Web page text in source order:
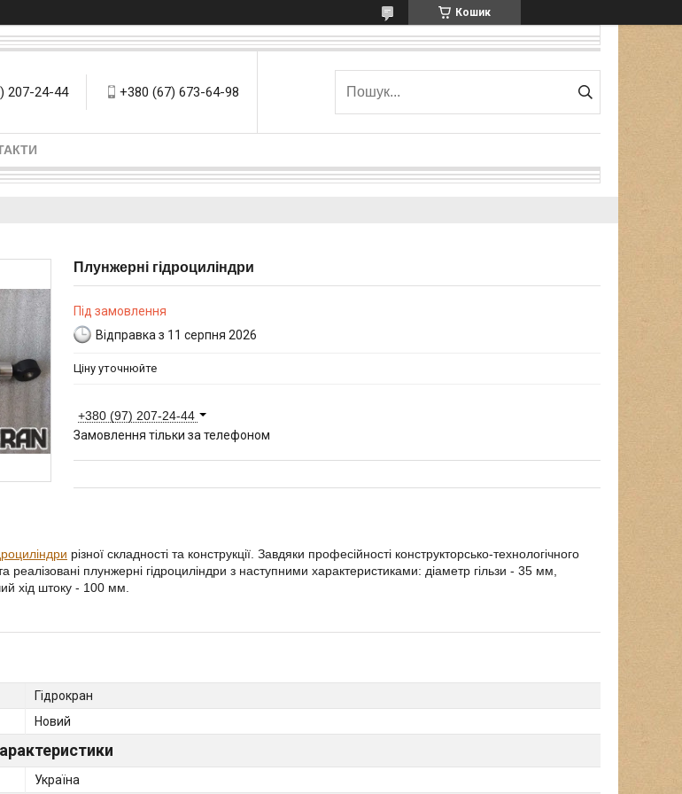
Кошик
207-24-44 +380 (67) 673-64-98
Плунжерні гідроциліндри
Під замовлення
Відправка з 11 серпня 2026
Ціну уточнюйте
+380 (97) 207-24-44
Замовлення тільки за телефоном
різної складності та конструкції. Завдяки професійності конструкторсько-технологічного
реалізовані плунжерні гідроциліндри з наступними характеристиками: діаметр гільзи - 35 мм,
хід штоку - 100 мм.
Гідрокран
Новий
Україна